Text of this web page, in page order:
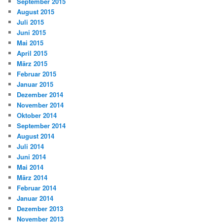
August 2015
Juli 2015
Juni 2015
Mai 2015
April 2015
März 2015
Februar 2015
Januar 2015
Dezember 2014
November 2014
Oktober 2014
September 2014
August 2014
Juli 2014
Juni 2014
Mai 2014
März 2014
Februar 2014
Januar 2014
Dezember 2013
November 2013